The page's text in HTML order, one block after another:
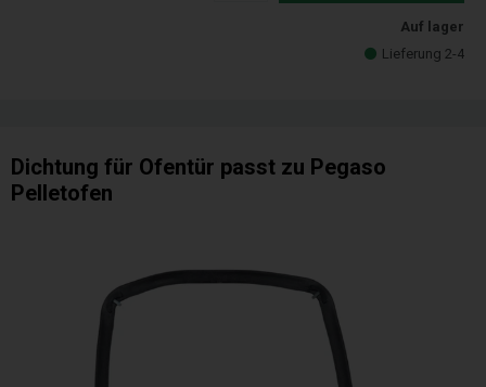
Auf lager
Lieferung 2-4
Dichtung für Ofentür passt zu Pegaso
Pelletofen